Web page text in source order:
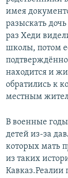
имея
разыскать
раз Хеди
школы, потом
находится и
обратились к
местным
В военные
детей из-за
которых мать
из таких